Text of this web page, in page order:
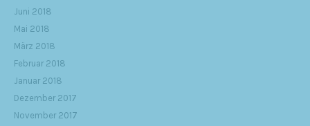
Juni 2018
Mai 2018
März 2018
Februar 2018
Januar 2018
Dezember 2017
November 2017